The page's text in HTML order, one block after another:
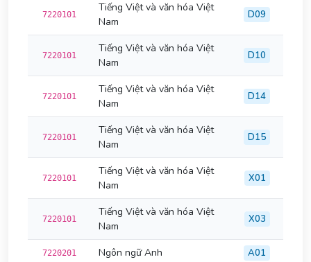
7220101
Tiếng Việt và văn hóa Việt
Nam
D09
7220101
Tiếng Việt và văn hóa Việt
Nam
D10
7220101
Tiếng Việt và văn hóa Việt
Nam
D14
7220101
Tiếng Việt và văn hóa Việt
Nam
D15
7220101
Tiếng Việt và văn hóa Việt
Nam
X01
7220101
Tiếng Việt và văn hóa Việt
Nam
X03
7220201 Ngôn ngữ Anh A01